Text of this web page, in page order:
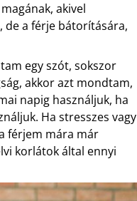
akivel
de a férje bátorítására,
egy szót, sokszor
akkor azt mondtam,
napig használjuk, ha
Ha stresszes vagy
férjem mára már
korlátok által ennyi